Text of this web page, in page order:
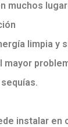
muchos
limpia y
mayor
instalar en